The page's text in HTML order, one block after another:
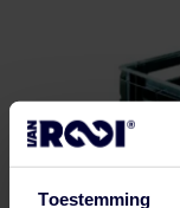
Toestemming